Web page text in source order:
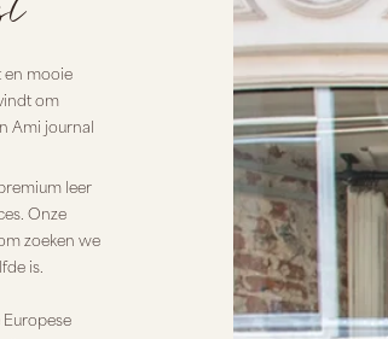
en mooie
om
Ami journal
leer
Onze
zoeken we
is.